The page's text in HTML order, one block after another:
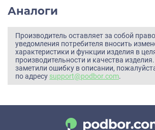
Аналоги
Производитель оставляет за собой
уведомления потребителя вносить
характеристики и функции изделия в
производительности и качества
заметили ошибку в описании,
по адресу support@podbor.com.